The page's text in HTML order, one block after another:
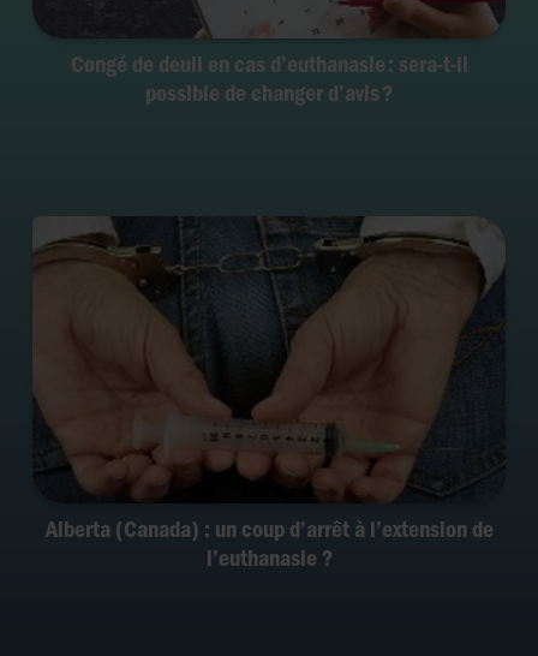
Congé de deuil en cas d’euthanasie : sera-t-il
possible de changer d’avis ?
Alberta (Canada) : un coup d’arrêt à l’extension de
l’euthanasie ?